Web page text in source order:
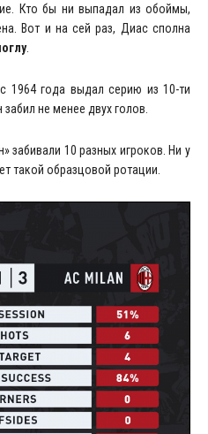
Кто бы ни выпадал из обоймы,
Вот и на сей раз, Диас сполна
.
1964 года выдал серию из 10-ти
не менее двух голов.
забивали 10 разных игроков. Ни у
такой образцовой ротации.